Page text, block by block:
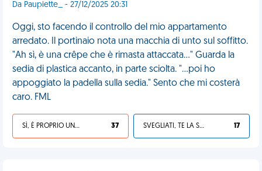
Da Paupiette_ - 27/12/2025 20:31
Oggi, sto facendo il controllo del mio appartamento
arredato. Il portinaio nota una macchia di unto sul soffitto.
"Ah sì, è una crêpe che è rimasta attaccata..." Guarda la
sedia di plastica accanto, in parte sciolta. "...poi ho
appoggiato la padella sulla sedia." Sento che mi costerà
caro. FML
SÌ, È PROPRIO UNA VDM! 37 SVEGLIATI, TE LA SEI CERCATA! 17